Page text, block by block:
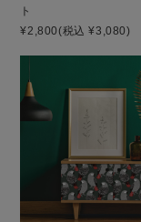
ト
¥2,800(税込 ¥3,080)